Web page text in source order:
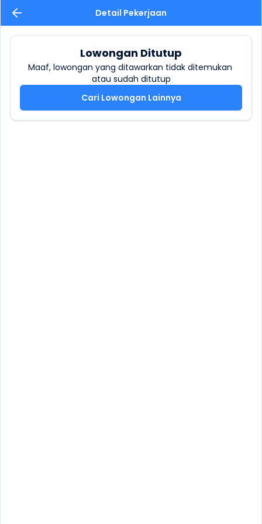
Detail Pekerjaan
Lowongan Ditutup
Maaf, lowongan yang ditawarkan tidak ditemukan
atau sudah ditutup
Cari Lowongan Lainnya